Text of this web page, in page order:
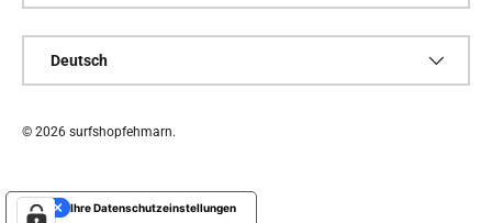
Deutsch
© 2026 surfshopfehmarn.
Ihre Datenschutzeinstellungen